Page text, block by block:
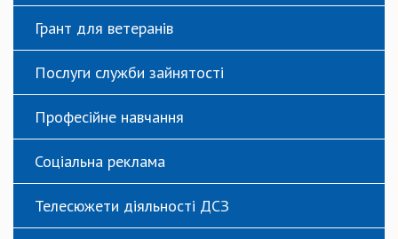
Грант для ветеранів
Послуги служби зайнятості
Професійне навчання
Соціальна реклама
Телесюжети діяльності ДСЗ